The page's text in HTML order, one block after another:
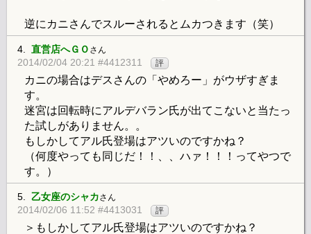
逆にカニさんでスルーされるとムカつきます（笑）
4. 直営店へＧＯ さん
2014/02/04 20:21 #4412311 評
カニの場合はデスさんの「やめろー」がウザすぎま
す。
迷宮は回転時にアルデバラン氏が出てこないと当たっ
た試しがありません。。
もしかしてアル氏登場はアツいのですかね？
（何度やっても同じだ！！、、ハァ！！！ってやつで
す。）
5. 乙女座のシャカさん
2014/02/06 11:52 #4413031 評
＞もしかしてアル氏登場はアツいのですかね？